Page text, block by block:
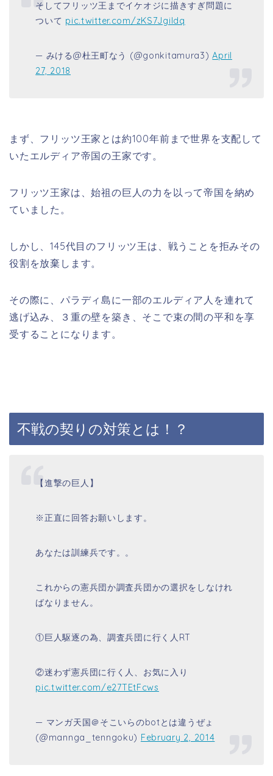
そしてフリッツ王までイケオジに描きすぎ問題に
ついて pic.twitter.com/zKS7Jgildq
— みける@杜王町なう (@gonkitamura3)April
27, 2018
まず、フリッツ王家とは約100年前まで世界を支配して
いたエルディア帝国の王家です。
フリッツ王家は、始祖の巨人の力を以って帝国を納め
ていました。
しかし、145代目のフリッツ王は、戦うことを拒みその
役割を放棄します。
その際に、パラディ島に一部のエルディア人を連れて
逃げ込み、３重の壁を築き、そこで束の間の平和を享
受することになります。
不戦の契りの対策とは！？
【進撃の巨人】
※正直に回答お願いします。
あなたは訓練兵です。。
これからの憲兵団か調査兵団かの選択をしなけれ
ばなりません。
①巨人駆逐の為、調査兵団に行く人RT
②迷わず憲兵団に行く人、お気に入り
pic.twitter.com/e27TEtFcws
— マンガ天国＠そこいらのbotとは違うぜょ
(@mannga_tenngoku) February 2, 2014